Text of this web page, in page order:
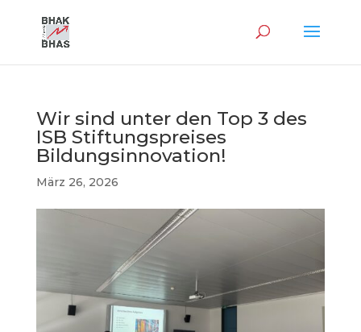
Wir sind unter den Top 3 des
ISB Stiftungspreises
Bildungsinnovation!
März 26, 2026